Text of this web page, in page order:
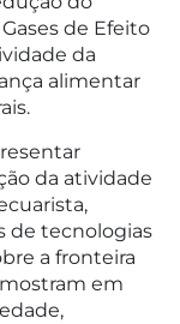
de Efeito
da
alimentar
da atividade
de tecnologias
a fronteira
em